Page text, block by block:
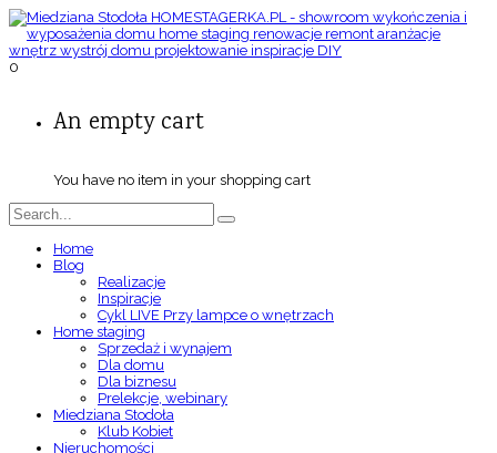
0
An empty cart
You have no item in your shopping cart
Home
Blog
Realizacje
Inspiracje
Cykl LIVE Przy lampce o wnętrzach
Home staging
Sprzedaż i wynajem
Dla domu
Dla biznesu
Prelekcje, webinary
Miedziana Stodoła
Klub Kobiet
Nieruchomości